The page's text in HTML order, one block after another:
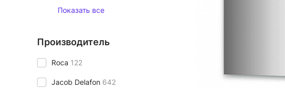
Показать все
Производитель
Roca 122
Jacob Delafon 642